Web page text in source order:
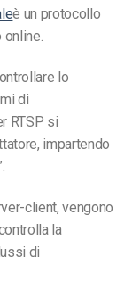
è un protocollo
lo
di
RTSP si
impartendo
client, vengono
la
di